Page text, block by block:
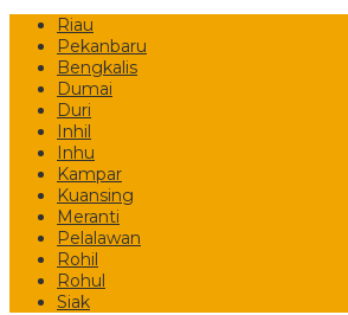
Riau
Pekanbaru
Bengkalis
Dumai
Duri
Inhil
Inhu
Kampar
Kuansing
Meranti
Pelalawan
Rohil
Rohul
Siak